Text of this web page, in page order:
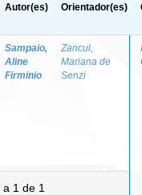
Autor(es) Orientador(es)
Sampaio,
Aline
Firminio
Zancul,
Mariana de
Senzi
1 de 1